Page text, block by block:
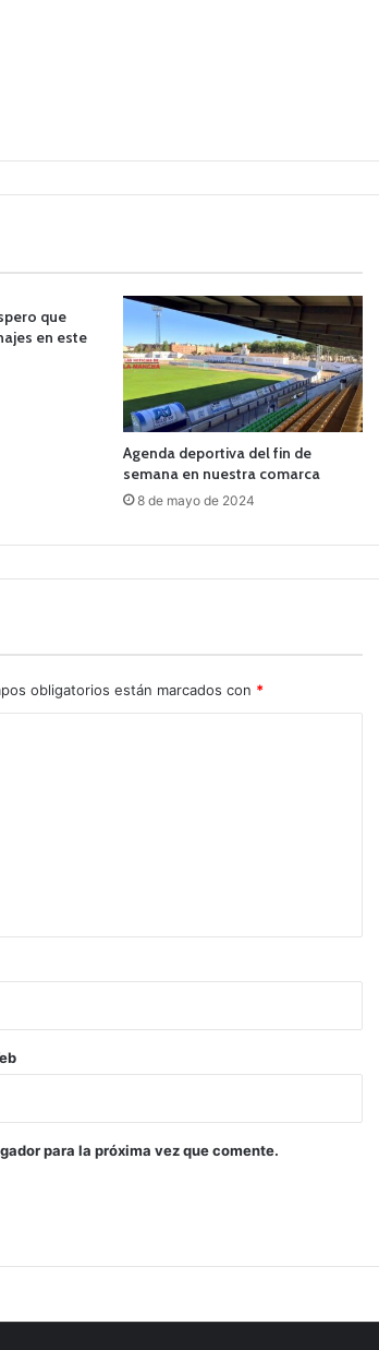
que
en este
Agenda deportiva del fin de
semana en nuestra comarca
8 de mayo de 2024
obligatorios están marcados con *
para la próxima vez que comente.